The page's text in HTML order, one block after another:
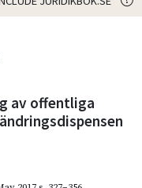
av offentliga